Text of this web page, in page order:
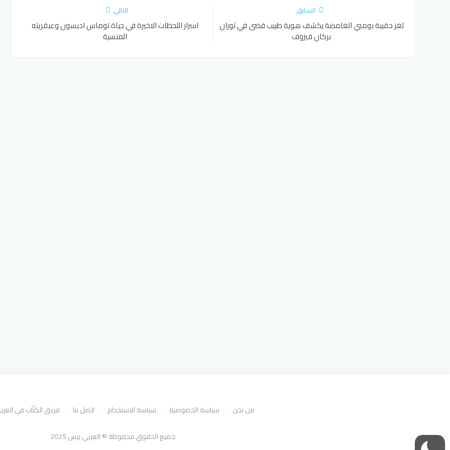
السابق
لغز حقيبة بومبي الغامضة يكشف هوية طبيب قضى في ثوران
بركان فيزوف
التالي
اسرار اللحظات الاخيرة في حياة توماس اديسون وعبقريته
المنسية
من نحن سياسة الخصوصية سياسة الاستخدام اتصل بنا فريق الكتّاب في
جميع الحقوق محفوظة © العربي برس 2025